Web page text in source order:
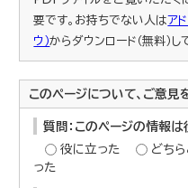
要です。お持ちでない人はア
ウ）からダウンロード（無料）し
このページについて、ご意見
質問：このページの情報
役に立った
どち
った